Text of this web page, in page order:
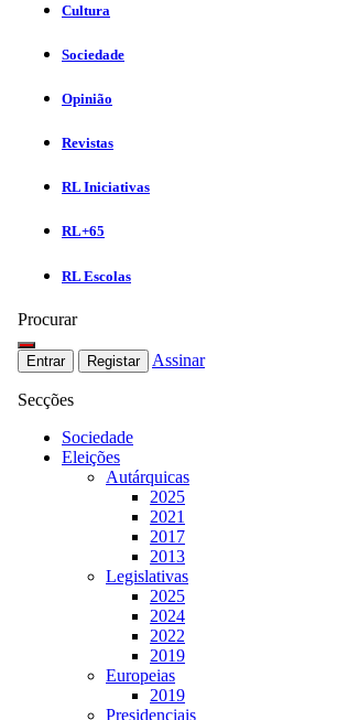
Cultura
Sociedade
Opinião
Revistas
RL Iniciativas
RL+65
RL Escolas
Procurar
Entrar Registar Assinar
Secções
Sociedade
Eleições
Autárquicas
2025
2021
2017
2013
Legislativas
2025
2024
2022
2019
Europeias
2019
Presidenciais